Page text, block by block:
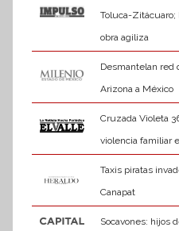
Toluca-Zitácuaro;
obra agiliza
Desmantelan red
Arizona a México
Cruzada Violeta
violencia familiar
Taxis piratas
Canapat
Socavones: hijos